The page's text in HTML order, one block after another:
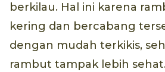
berkilau. Hal ini karena
kering dan bercabang
dengan mudah terkikis,
rambut tampak lebih